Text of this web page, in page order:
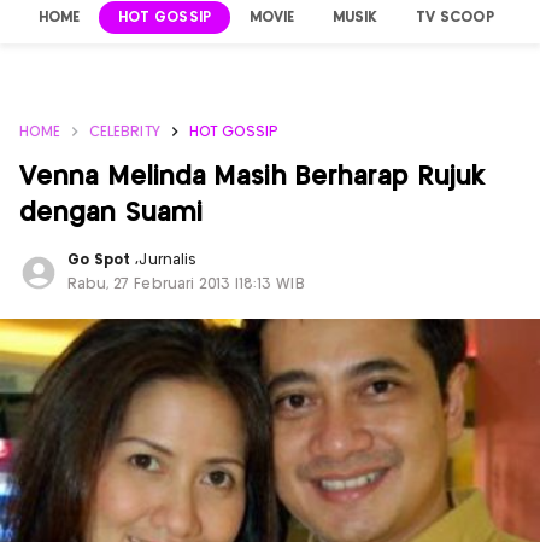
HOME HOT GOSSIP MOVIE MUSIK TV SCOOP
HOME CELEBRITY HOT GOSSIP
Venna Melinda Masih Berharap Rujuk
dengan Suami
Go Spot,Jurnalis
Rabu, 27 Februari 2013 |18:13 WIB